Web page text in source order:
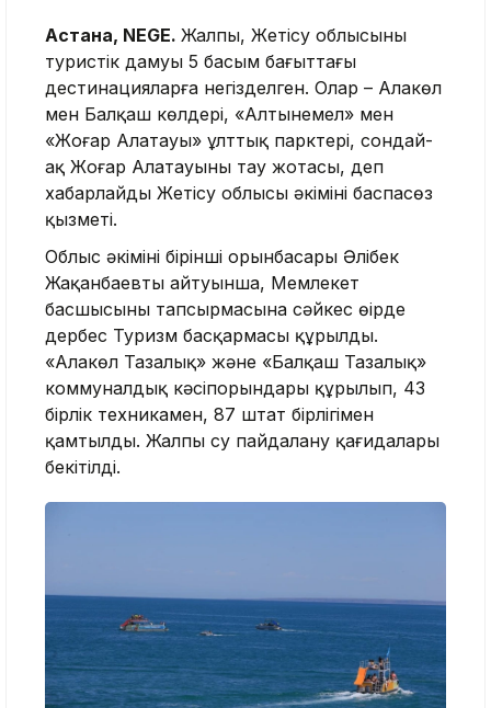
Астана, NEGE. Жалпы, Жетісу облысының
туристік дамуы 5 басым бағыттағы
дестинацияларға негізделген. Олар – Алакөл
мен Балқаш көлдері, «Алтынемел» мен
«Жоңғар Алатауы» ұлттық парктері, сондай-
ақ Жоңғар Алатауының тау жотасы, деп
хабарлайды Жетісу облысы әкімінің баспасөз
қызметі.
Облыс әкімінің бірінші орынбасары Әлібек
Жақанбаевтың айтуынша, Мемлекет
басшысының тапсырмасына сәйкес өңірде
дербес Туризм басқармасы құрылды.
«Алакөл Тазалық» және «Балқаш Тазалық»
коммуналдық кәсіпорындары құрылып, 43
бірлік техникамен, 87 штат бірлігімен
қамтылды. Жалпы су пайдалану қағидалары
бекітілді.